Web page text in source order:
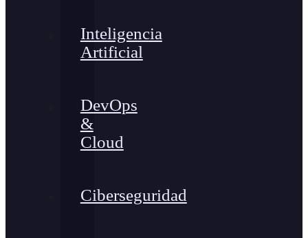
Inteligencia
Artificial
DevOps
&
Cloud
Ciberseguridad